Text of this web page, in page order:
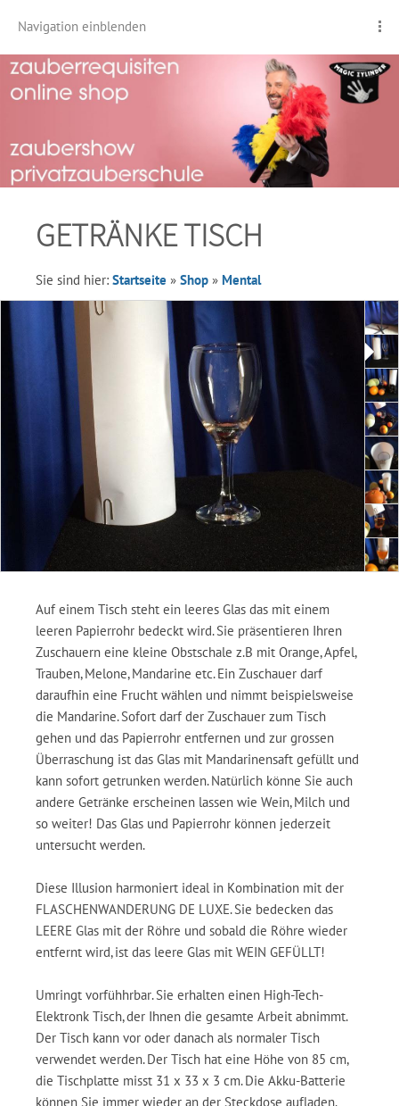
Navigation einblenden
GETRÄNKE TISCH
Sie sind hier: Startseite » Shop » Mental
Auf einem Tisch steht ein leeres Glas das mit einem
leeren Papierrohr bedeckt wird. Sie präsentieren Ihren
Zuschauern eine kleine Obstschale z.B mit Orange, Apfel,
Trauben, Melone, Mandarine etc. Ein Zuschauer darf
daraufhin eine Frucht wählen und nimmt beispielsweise
die Mandarine. Sofort darf der Zuschauer zum Tisch
gehen und das Papierrohr entfernen und zur grossen
Überraschung ist das Glas mit Mandarinensaft gefüllt und
kann sofort getrunken werden. Natürlich könne Sie auch
andere Getränke erscheinen lassen wie Wein, Milch und
so weiter! Das Glas und Papierrohr können jederzeit
untersucht werden.
Diese Illusion harmoniert ideal in Kombination mit der
FLASCHENWANDERUNG DE LUXE. Sie bedecken das
LEERE Glas mit der Röhre und sobald die Röhre wieder
entfernt wird, ist das leere Glas mit WEIN GEFÜLLT!
Umringt vorfühhrbar. Sie erhalten einen High-Tech-
Elektronk Tisch, der Ihnen die gesamte Arbeit abnimmt.
Der Tisch kann vor oder danach als normaler Tisch
verwendet werden. Der Tisch hat eine Höhe von 85 cm,
die Tischplatte misst 31 x 33 x 3 cm. Die Akku-Batterie
können Sie immer wieder an der Steckdose aufladen.